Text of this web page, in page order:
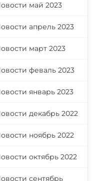
май 2023
апрель 2023
март 2023
феваль 2023
январь 2023
декабрь 2022
ноябрь 2022
октябрь 2022
сентябрь